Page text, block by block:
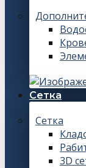
Сетка
Сетка
3D